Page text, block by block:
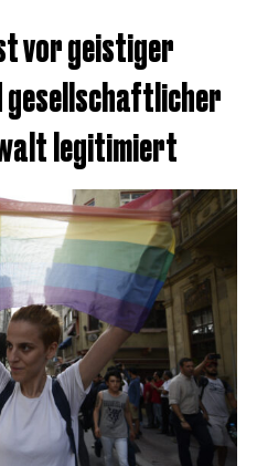
vor geistiger
gesellschaftlicher
legitimiert